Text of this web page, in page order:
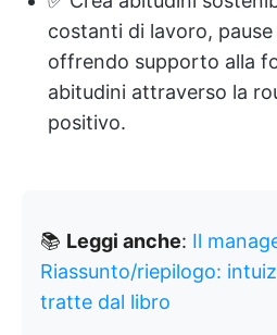
costanti di lavoro,
offrendo supporto alla
abitudini attraverso la
positivo.
📚 Leggi anche: Il
Riassunto/riepilogo:
tratte dal libro